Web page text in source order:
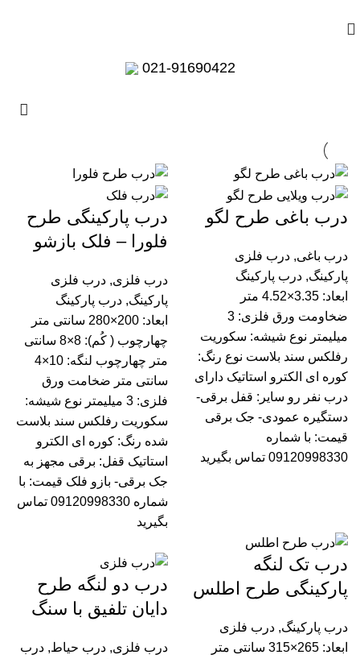
021-91690422
درب باغی طرح لگو
درب باغی, درب فلزی
پارکینگ, درب پارکینگ
ابعاد: 3.35×4.52 متر
ضخاومت ورق فلزی: 3
میلیمتر نوع شیشه: سکوریت
رفلکس سند بلاست نوع رنگ:
کوره ای الکترو استاتیک دارای
درب نفر رو سایر: قفل برقی-
دستگیره عمودی- جک برقی
قیمت: با شماره
09120998330 تماس بگیرید
درب پارکینگی طرح
فلورا – فلک بازشو
درب فلزی, درب فلزی
پارکینگ, درب پارکینگ
ابعاد: 200×280 سانتی متر
چهارچوب ( کُم): 8×8 سانتی
متر چهارچوب لنگه: 10×4
سانتی متر ضخامت ورق
فلزی: 3 میلیمتر نوع شیشه:
سکوریت رفلکس سند بلاست
شده رنگ: کوره ای الکترو
استاتیک قفل: برقی مجهز به
جک برقی- بازو فلک قیمت: با
شماره 09120998330 تماس
بگیرید
درب تک لنگه
پارکینگی طرح اطلس
درب پارکینگ, درب فلزی
ابعاد: 265×315 سانتی متر
درب دو لنگه طرح
دایان تلفیق با سنگ
درب فلزی, درب حیاط, درب